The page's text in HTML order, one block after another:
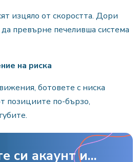
изцяло от скоростта. Дори
превърне печеливша система
на риска
ботовете с ниска
позициите по-бързо,
си акаунт и...